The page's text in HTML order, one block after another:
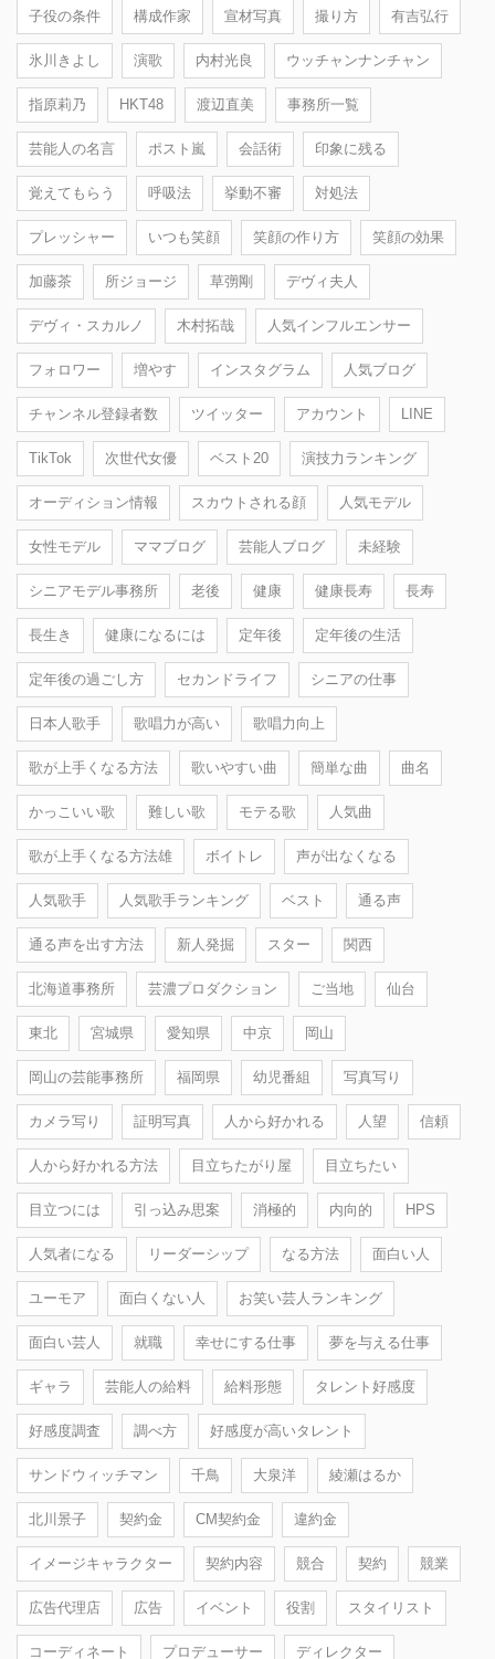
子役の条件 構成作家 宣材写真 撮り方 有吉弘行
氷川きよし 演歌 内村光良 ウッチャンナンチャン
指原莉乃 HKT48 渡辺直美 事務所一覧
芸能人の名言 ポスト嵐 会話術 印象に残る
覚えてもらう 呼吸法 挙動不審 対処法
プレッシャー いつも笑顔 笑顔の作り方 笑顔の効果
加藤茶 所ジョージ 草彅剛 デヴィ夫人
デヴィ・スカルノ 木村拓哉 人気インフルエンサー
フォロワー 増やす インスタグラム 人気ブログ
チャンネル登録者数 ツイッター アカウント LINE
TikTok 次世代女優 ベスト20 演技力ランキング
オーディション情報 スカウトされる顔 人気モデル
女性モデル ママブログ 芸能人ブログ 未経験
シニアモデル事務所 老後 健康 健康長寿 長寿
長生き 健康になるには 定年後 定年後の生活
定年後の過ごし方 セカンドライフ シニアの仕事
日本人歌手 歌唱力が高い 歌唱力向上
歌が上手くなる方法 歌いやすい曲 簡単な曲 曲名
かっこいい歌 難しい歌 モテる歌 人気曲
歌が上手くなる方法雄 ボイトレ 声が出なくなる
人気歌手 人気歌手ランキング ベスト 通る声
通る声を出す方法 新人発掘 スター 関西
北海道事務所 芸濃プロダクション ご当地 仙台
東北 宮城県 愛知県 中京 岡山
岡山の芸能事務所 福岡県 幼児番組 写真写り
カメラ写り 証明写真 人から好かれる 人望 信頼
人から好かれる方法 目立ちたがり屋 目立ちたい
目立つには 引っ込み思案 消極的 内向的 HPS
人気者になる リーダーシップ なる方法 面白い人
ユーモア 面白くない人 お笑い芸人ランキング
面白い芸人 就職 幸せにする仕事 夢を与える仕事
ギャラ 芸能人の給料 給料形態 タレント好感度
好感度調査 調べ方 好感度が高いタレント
サンドウィッチマン 千鳥 大泉洋 綾瀬はるか
北川景子 契約金 CM契約金 違約金
イメージキャラクター 契約内容 競合 契約 競業
広告代理店 広告 イベント 役割 スタイリスト
コーディネート プロデューサー ディレクター